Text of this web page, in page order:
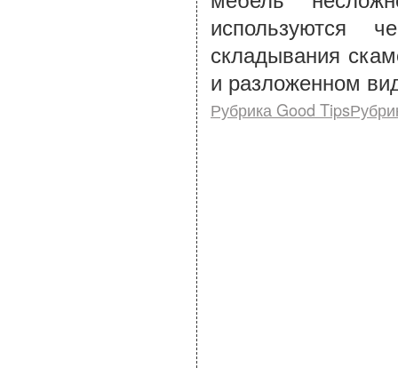
используются
складывания
и разложенном
Рубрика Good